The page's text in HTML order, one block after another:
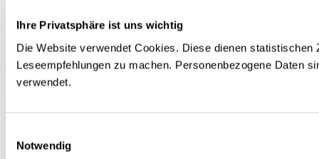
Ihre Privatsphäre ist uns wichtig
Die Website verwendet Cookies. Diese dienen statistischen
Leseempfehlungen zu machen. Personenbezogene Daten
verwendet.
Notwendig
Themen
Arbeitsmarkt